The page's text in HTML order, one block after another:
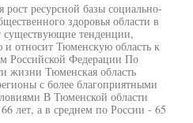
ресурсной базы социально-
здоровья области в
существующие тенденции,
относит Тюменскую область к
Российской Федерации По
жизни Тюменская область
с более благоприятными
В Тюменской области
лет, а в среднем по России - 65